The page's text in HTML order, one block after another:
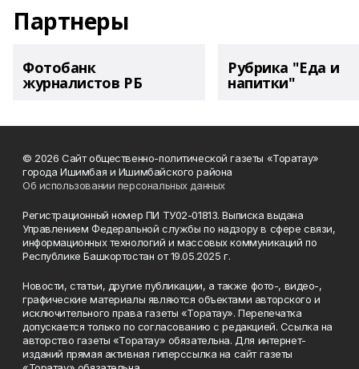
Партнеры
Фотобанк
журналистов РБ
Рубрика "Еда и
напитки"
© 2026 Сайт общественно-политической газеты «Торатау»
города Ишимбая и Ишимбайского района
Об использовании персональных данных
Регистрационный номер ПИ ТУ02-01813. Выписка выдана
Управлением Федеральной службы по надзору в сфере связи,
информационных технологий и массовых коммуникаций по
Республике Башкортостан от 19.05.2025 г.
Новости, статьи, другие публикации, а также фото-, видео-,
графические материалы являются объектами авторского и
исключительного права газеты «Торатау». Перепечатка
допускается только по согласованию с редакцией. Ссылка на
авторство газеты «Торатау» обязательна. Для интернет-
изданий прямая активная гиперссылка на сайт газеты